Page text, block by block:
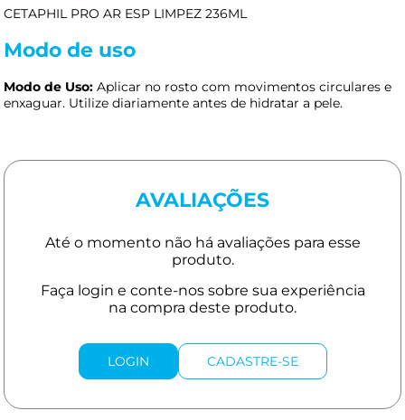
CETAPHIL PRO AR ESP LIMPEZ 236ML
Modo de uso
Modo de Uso:Aplicar no rosto com movimentos circulares e
enxaguar. Utilize diariamente antes de hidratar a pele.
AVALIAÇÕES
LOGIN CADASTRE-SE